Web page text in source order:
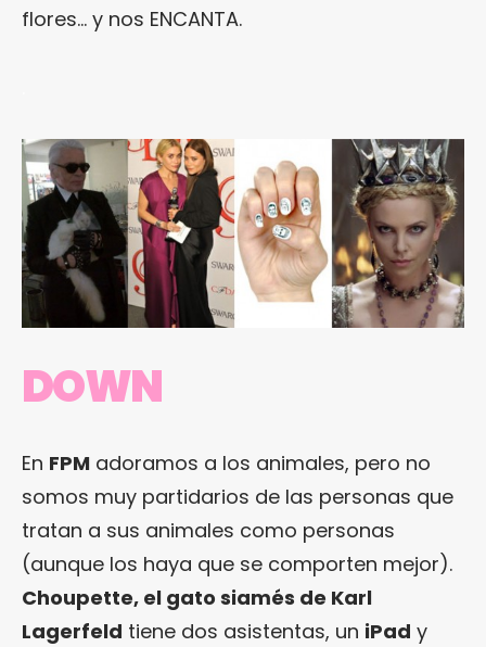
flores… y nos ENCANTA.
DOWN
En FPM adoramos a los animales, pero no
somos muy partidarios de las personas que
tratan a sus animales como personas
(aunque los haya que se comporten mejor).
Choupette, el gato siamés de Karl
Lagerfeld tiene dos asistentas, un iPad y